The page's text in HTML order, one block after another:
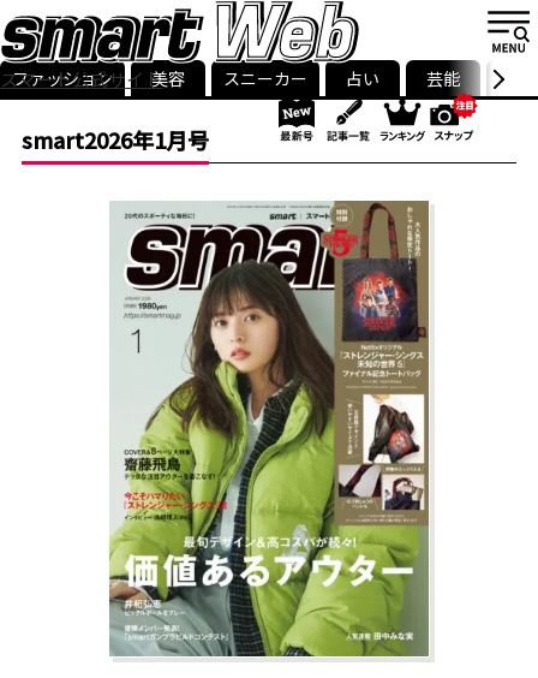
スマート公式サイト
smart最新号
記事一覧ランキング
ストリ
ファッション 美容 スニーカー 占い 芸能 グル
smart2026年1月号